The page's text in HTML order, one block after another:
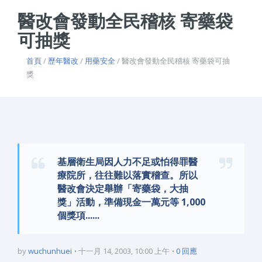
醫改會發動全民稽核 寄藥袋
可抽獎
首頁/ 歷年醫改 / 用藥安全/ 醫改會發動全民稽核 寄藥袋可抽
獎
基層衛生局因人力不足或怕得罪醫
療院所，往往難以落實稽查。所以
醫改會決定舉辦「寄藥袋，大抽
獎」活動，準備現金一萬元等 1,000
個獎項......
bywuchunhuei 十一月 14, 2003, 10:00 上午 0 回應